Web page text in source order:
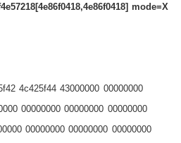
mode=X
4c425f44 43000000 00000000
00000000 00000000 00000000
00000000 00000000 00000000